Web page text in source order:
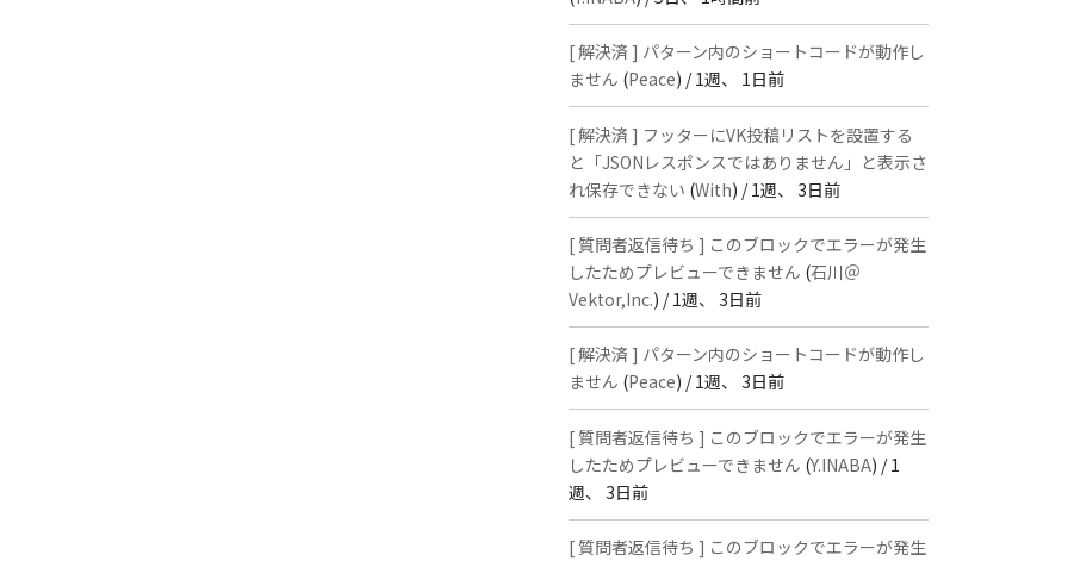
[ 解決済 ] パターン内のショートコードが動作し
ません (Peace) /1週、 1日前
[ 解決済 ] フッターにVK投稿リストを設置する
と「JSONレスポンスではありません」と表示さ
れ保存できない (With) /1週、 3日前
[ 質問者返信待ち ] このブロックでエラーが発生
したためプレビューできません (石川＠
Vektor,Inc.) /1週、 3日前
[ 解決済 ] パターン内のショートコードが動作し
ません (Peace) /1週、 3日前
[ 質問者返信待ち ] このブロックでエラーが発生
したためプレビューできません (Y.INABA) /1
週、 3日前
[ 質問者返信待ち ] このブロックでエラーが発生